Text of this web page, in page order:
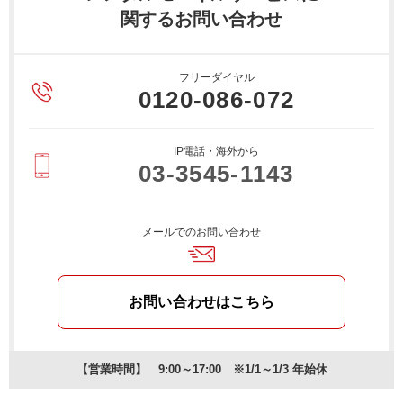
関するお問い合わせ
フリーダイヤル
0120-086-072
IP電話・海外から
03-3545-1143
メールでのお問い合わせ
お問い合わせはこちら
【営業時間】 9:00～17:00 ※1/1～1/3 年始休